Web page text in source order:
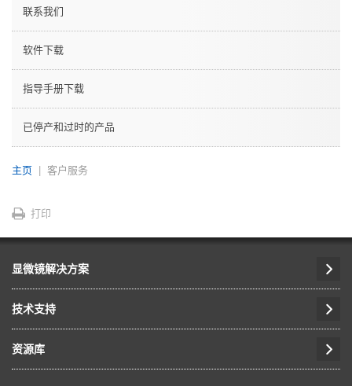
联系我们
软件下载
指导手册下载
已停产和过时的产品
主页 客户服务
打印
显微镜解决方案
技术支持
资源库